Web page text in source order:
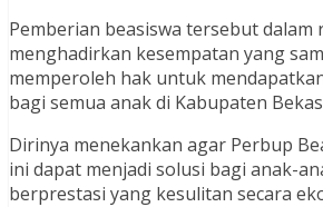
Pemberian beasiswa tersebut dalam
menghadirkan kesempatan yang
memperoleh hak untuk
bagi semua anak di Kabupaten
Dirinya menekankan agar Perbup
ini dapat menjadi solusi bagi anak-
berprestasi yang kesulitan secara